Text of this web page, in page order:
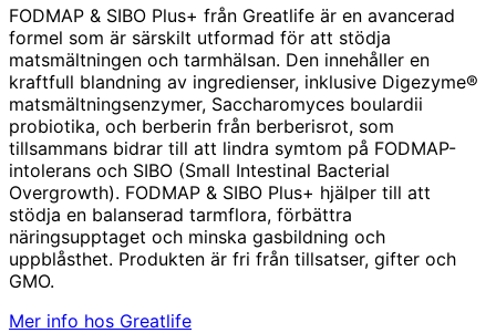
FODMAP & SIBO Plus+ från Greatlife är en avancerad
formel som är särskilt utformad för att stödja
matsmältningen och tarmhälsan. Den innehåller en
kraftfull blandning av ingredienser, inklusive Digezyme®
matsmältningsenzymer, Saccharomyces boulardii
probiotika, och berberin från berberisrot, som
tillsammans bidrar till att lindra symtom på FODMAP-
intolerans och SIBO (Small Intestinal Bacterial
Overgrowth). FODMAP & SIBO Plus+ hjälper till att
stödja en balanserad tarmflora, förbättra
näringsupptaget och minska gasbildning och
uppblåsthet. Produkten är fri från tillsatser, gifter och
GMO.
Mer info hos Greatlife